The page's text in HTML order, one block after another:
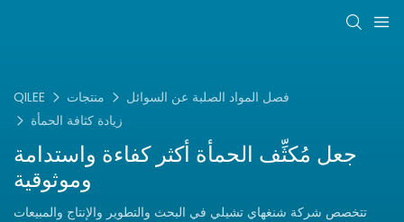
QILEE منتجات
فصل المواد الصلبة عن السوائل
زيادة كثافة الحمأة
جعل مُكثِّف الحمأة أكثر كفاءة واستدامة
وموثوقية
تتخصص شركة شنغهاي تشيلي في البحث والتطوير والإنتاج والمبيعات